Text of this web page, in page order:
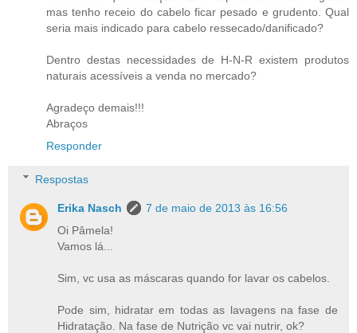
mas tenho receio do cabelo ficar pesado e grudento. Qual
seria mais indicado para cabelo ressecado/danificado?
Dentro destas necessidades de H-N-R existem produtos
naturais acessíveis a venda no mercado?
Agradeço demais!!!
Abraços
Responder
Respostas
Erika Nasch
7 de maio de 2013 às 16:56
Oi Pâmela!
Vamos lá...
Sim, vc usa as máscaras quando for lavar os cabelos.
Pode sim, hidratar em todas as lavagens na fase de
Hidratação. Na fase de Nutrição vc vai nutrir, ok?